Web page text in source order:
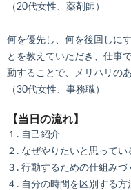
（20代女性、薬剤師）
何を優先し、何を後回しに
とを教えていただき、仕事
動することで、メリハリの
（30代女性、事務職）
【当日の流れ】
１. 自己紹介
２. なぜやりたいと思って
３. 行動するための仕組みづ
４. 自分の時間を区別する方